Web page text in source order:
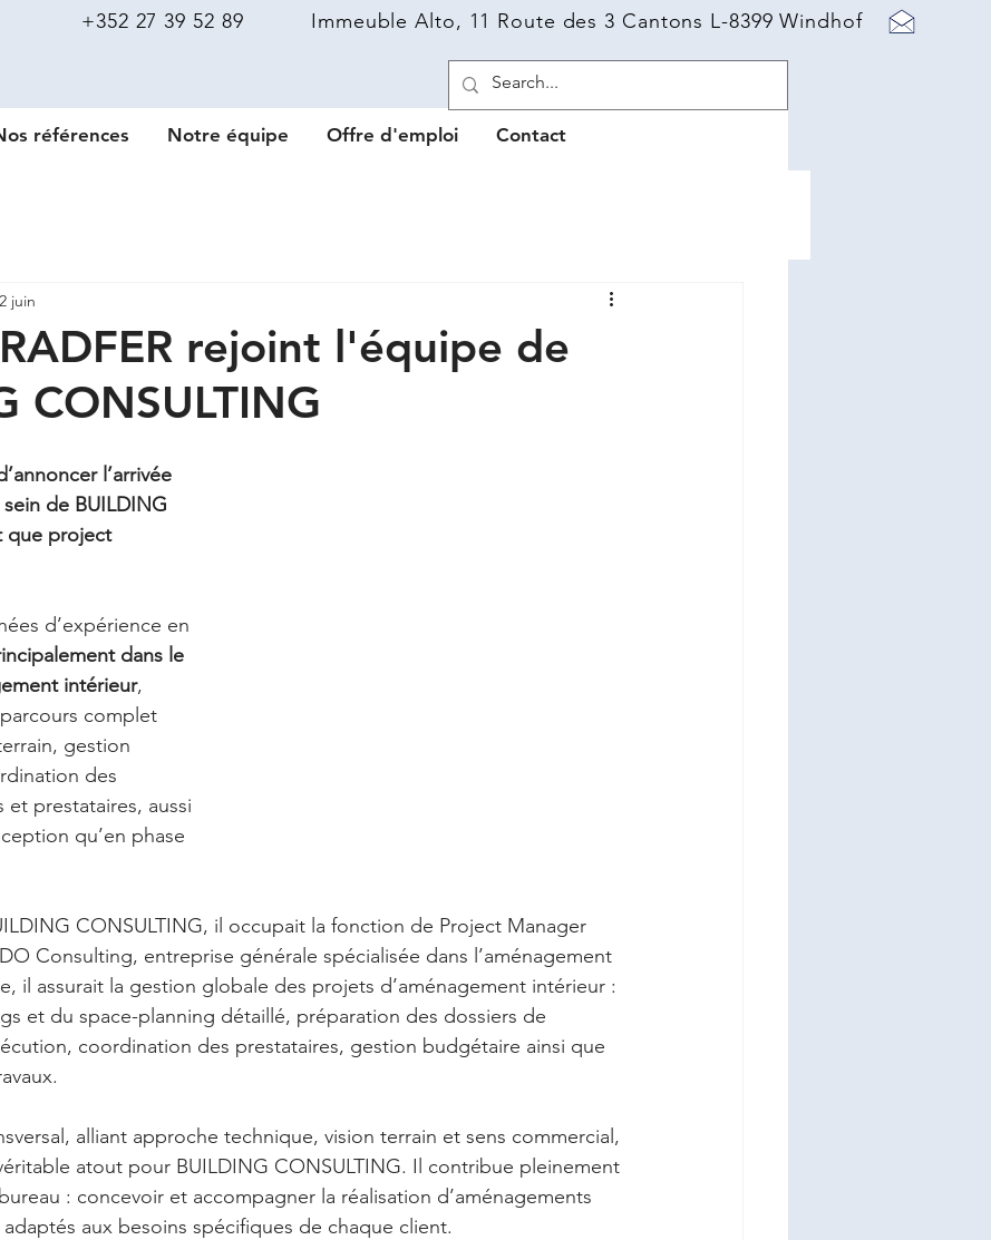
+352 27 39 52 89 Immeuble Alto, 11 Route des 3 Cantons L-8399 Windhof
références Notre équipe Offre d'emploi Contact
rejoint l'équipe de
CONSULTING
2 juin
l’arrivée
de BUILDING
que project
d’expérience en
dans le
intérieur,
complet
gestion
des
prestataires, aussi
qu’en phase
CONSULTING, il occupait la fonction de Project Manager
Consulting, entreprise générale spécialisée dans l’aménagement
il assurait la gestion globale des projets d’aménagement intérieur :
et du space-planning détaillé, préparation des dossiers de
coordination des prestataires, gestion budgétaire ainsi que
alliant approche technique, vision terrain et sens commercial,
atout pour BUILDING CONSULTING. Il contribue pleinement
: concevoir et accompagner la réalisation d’aménagements
aux besoins spécifiques de chaque client.